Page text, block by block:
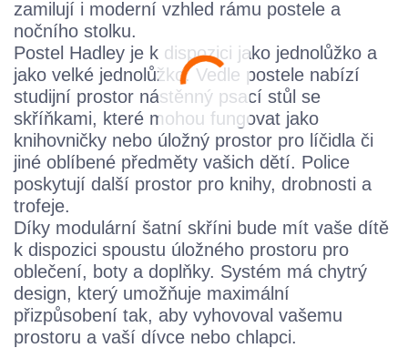
zamilují i moderní vzhled rámu postele a
nočního stolku.
Postel Hadley je k dispozici jako jednolůžko a
jako velké jednolůžko. Vedle postele nabízí
studijní prostor nástěnný psací stůl se
skříňkami, které mohou fungovat jako
knihovničky nebo úložný prostor pro líčidla či
jiné oblíbené předměty vašich dětí. Police
poskytují další prostor pro knihy, drobnosti a
trofeje.
Díky modulární šatní skříni bude mít vaše dítě
k dispozici spoustu úložného prostoru pro
oblečení, boty a doplňky. Systém má chytrý
design, který umožňuje maximální
přizpůsobení tak, aby vyhovoval vašemu
prostoru a vaší dívce nebo chlapci.